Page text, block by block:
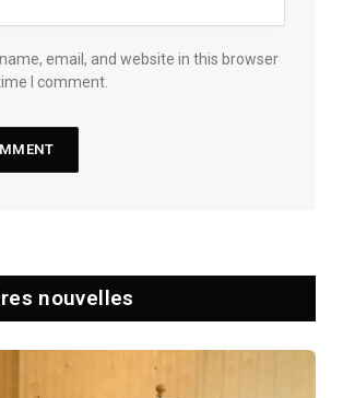
email, and website in this browser
I comment.
nouvelles